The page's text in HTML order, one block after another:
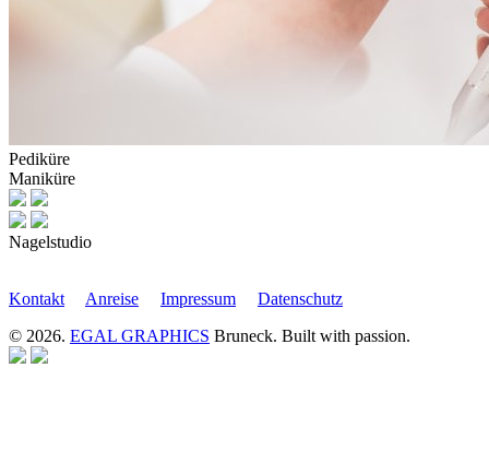
Pediküre
Maniküre
Nagelstudio
Kontakt Anreise Impressum
Datenschutz
© 2026. EGAL GRAPHICS Bruneck. Built with passion.